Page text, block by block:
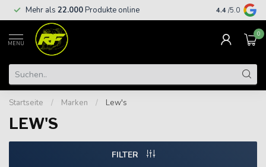
Mehr als 22.000Produkte online Kostenloser
€
4.4 /5.0
MENU
0
Startseite / Marken / Lew's
LEW'S
FILTER